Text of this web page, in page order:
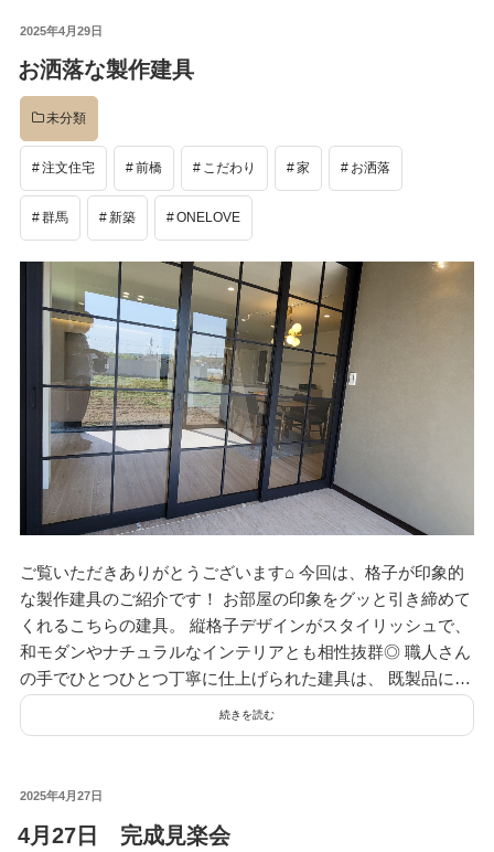
投
日:
2025年4月29日
お洒落な製作建具
未分類
注文住宅 前橋 こだわり 家 お洒落
群馬 新築 ONELOVE
ご覧いただきありがとうございます⌂ 今回は、格子が印象的
な製作建具のご紹介です！ お部屋の印象をグッと引き締めて
くれるこちらの建具。 縦格子デザインがスタイリッシュで、
和モダンやナチュラルなインテリアとも相性抜群◎ 職人さん
の手でひとつひとつ丁寧に仕上げられた建具は、 既製品に…
続きを読む
投
日:
2025年4月27日
4月27日 完成見楽会